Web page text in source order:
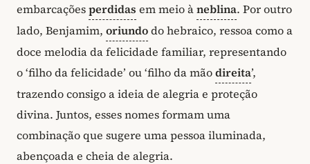
embarcaçõesperdidas em meio àneblina. Por outro
lado, Benjamim, oriundodo hebraico, ressoa como a
doce melodia da felicidade familiar, representando
o ‘filho da felicidade’ ou ‘filho da mãodireita’,
trazendo consigo a ideia de alegria e proteção
divina. Juntos, esses nomes formam uma
combinação que sugere uma pessoa iluminada,
abençoada e cheia de alegria.